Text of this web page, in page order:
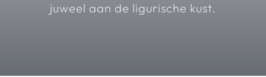
juweel aan de ligurische kust.